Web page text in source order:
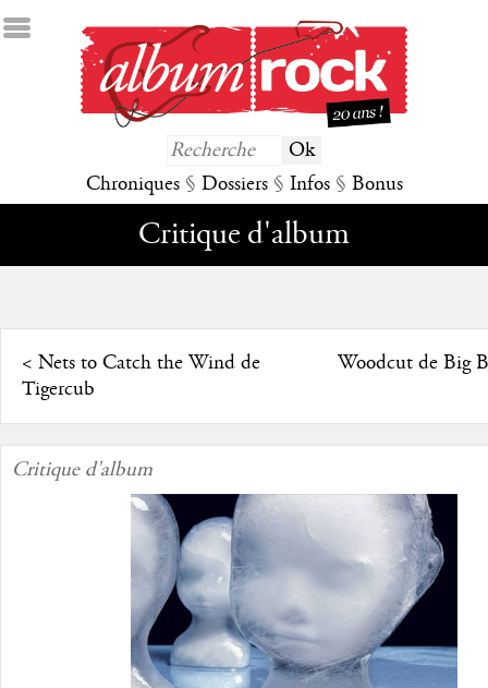
Chroniques § Dossiers § Infos § Bonus
Critique d'album
< Nets to Catch the Wind de
Tigercub
Woodcut de Big
Critique d'album